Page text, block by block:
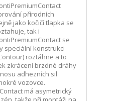
přírodních
jako kočičí tlapka se
tak i
se
speciální konstrukci
roztáhne a to
zkrácení brzdné dráhy
adhezních sil
vozovce.
má asymetrický